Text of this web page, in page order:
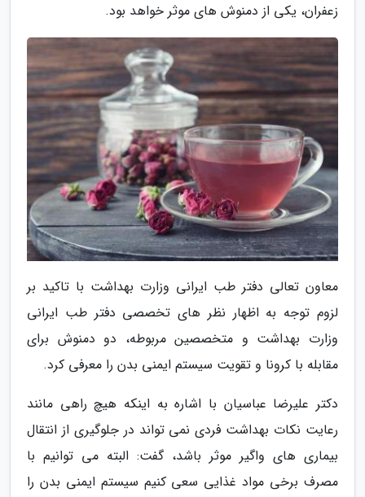
زعفران، یکی از دمنوش های موثر خواهد بود.
معاون تعالی دفتر طب ایرانی وزارت بهداشت با تاکید بر
لزوم توجه به اظهار نظر های تخصصی دفتر طب ایرانی
وزارت بهداشت و متخصصین مربوطه، دو دمنوش برای
مقابله با کرونا و تقویت سیستم ایمنی بدن را معرفی کرد.
دکتر علیرضا عباسیان با اشاره به اینکه هیچ راهی مانند
رعایت نکات بهداشت فردی نمی تواند در جلوگیری از انتقال
بیماری های واگیر موثر باشد، گفت: البته می توانیم با
مصرف برخی مواد غذایی سعی کنیم سیستم ایمنی بدن را